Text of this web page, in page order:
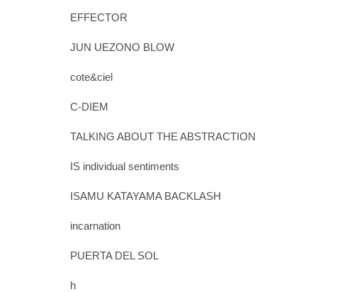
EFFECTOR
JUN UEZONO BLOW
cote&ciel
C-DIEM
TALKING ABOUT THE ABSTRACTION
IS individual sentiments
ISAMU KATAYAMA BACKLASH
incarnation
PUERTA DEL SOL
h